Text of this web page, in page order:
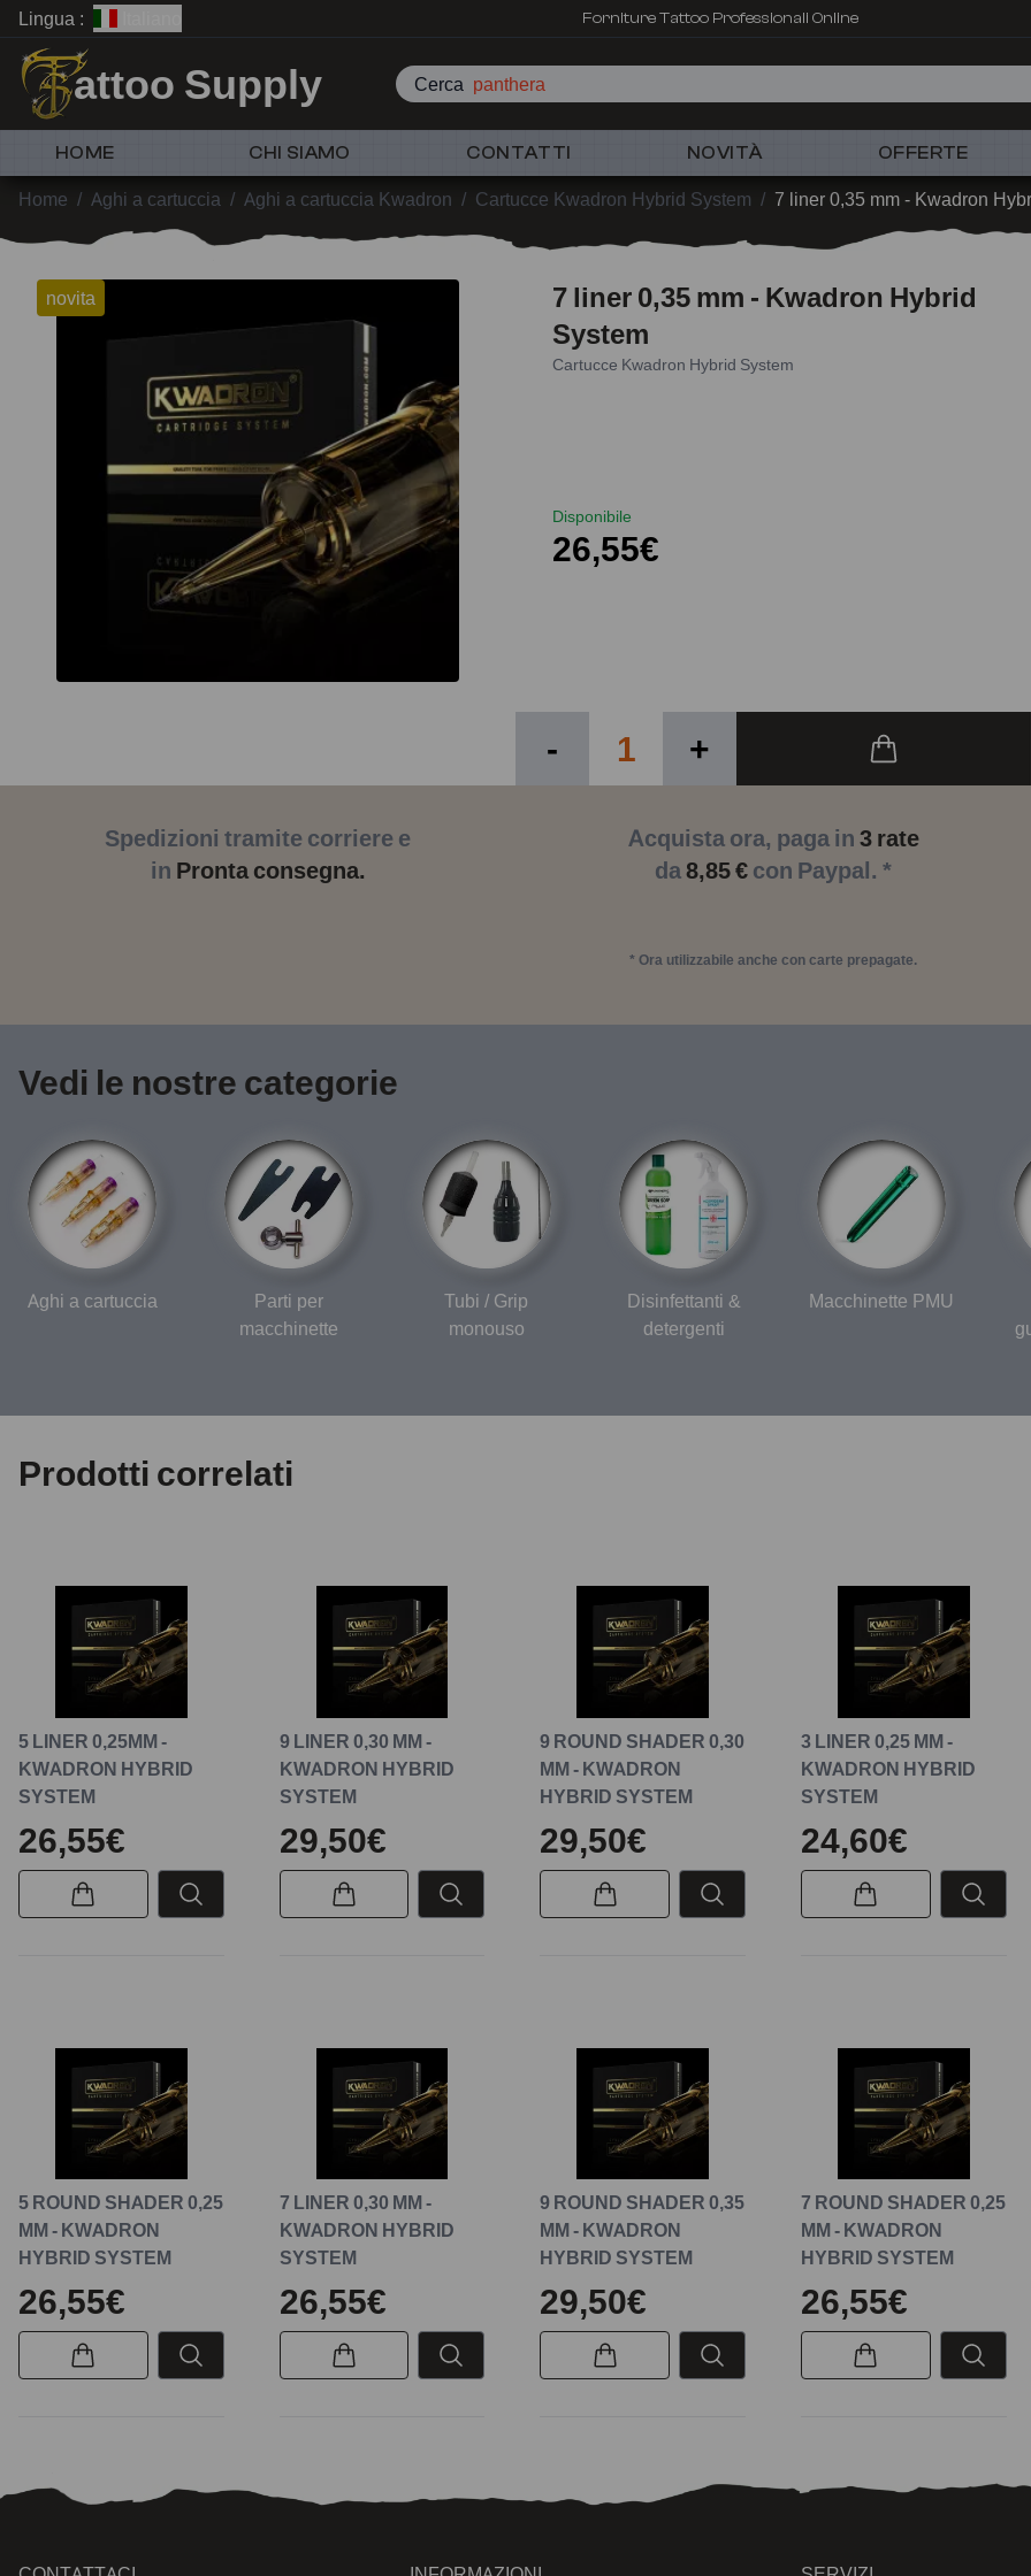
Lingua : Forniture Tattoo Professionali Online
attoo Supply Cerca p
HOME CHI SIAMO CONTATTI NOVITÀ OFFERTE
Home / Aghi a cartuccia / Aghi a cartuccia Kwadron / Cartucce Kwadron Hybrid System / 7 liner 0,35 mm - Kwadron
novita
7 liner 0,35 mm - Kwadron Hybrid
System
Cartucce Kwadron Hybrid System
Disponibile
26,55€
- +
Spedizioni tramite corriere e
in Pronta consegna.
Acquista ora, paga in 3 rate
da8,85 € con Paypal. *
* Ora utilizzabile anche con carte prepagate.
Vedi le nostre categorie
Aghi a cartuccia
Parti per
macchinette
Tubi / Grip
monouso
Disinfettanti &
detergenti
Macchinette PMU
Prodotti correlati
5 LINER 0,25MM -
KWADRON HYBRID
SYSTEM
26,55€
9 LINER 0,30 MM -
KWADRON HYBRID
SYSTEM
29,50€
9 ROUND SHADER 0,30
MM - KWADRON
HYBRID SYSTEM
29,50€
3 LINER 0,25 MM -
KWADRON HYBRID
SYSTEM
24,60€
5 ROUND SHADER 0,25
MM - KWADRON
HYBRID SYSTEM
26,55€
7 LINER 0,30 MM -
KWADRON HYBRID
SYSTEM
26,55€
9 ROUND SHADER 0,35
MM - KWADRON
HYBRID SYSTEM
29,50€
7 ROUND SHADER 0,25
MM - KWADRON
HYBRID SYSTEM
26,55€